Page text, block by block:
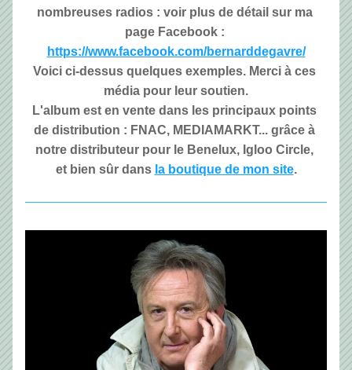
nombreuses radios : voir plus de détail sur ma
https://www.facebook.com/bernarddegavre/
Voici ci-dessus quelques exemples. Merci à ces
média pour leur soutien.
L'album est en vente dans les principaux points
de distribution : FNAC, MEDIAMARKT... grâce à
notre distributeur pour le Benelux, Igloo Circle,
et bien sûr dans la boutique de mon site.